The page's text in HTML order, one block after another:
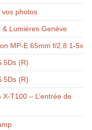
photos
& Lumières Genève
MP-E 65mm f/2.8 1-5x
5Ds (R)
5Ds (R)
T100 – L’entrée de